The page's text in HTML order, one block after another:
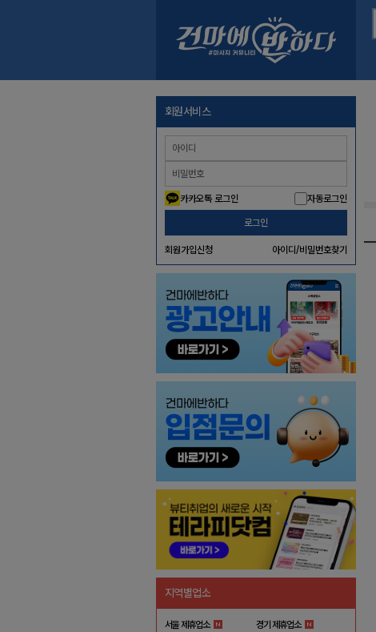
회원서비스
카카오톡 로그인 자동로그인
로그인
회원가입신청 아이디/비밀번호찾기
지역별업소
서울 제휴업소 경기 제휴업소